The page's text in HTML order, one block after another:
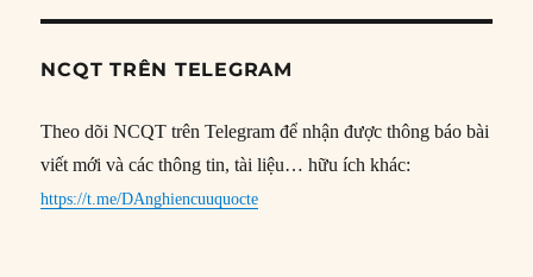
NCQT TRÊN TELEGRAM
Theo dõi NCQT trên Telegram để nhận được thông báo bài
viết mới và các thông tin, tài liệu… hữu ích khác:
https://t.me/DAnghiencuuquocte